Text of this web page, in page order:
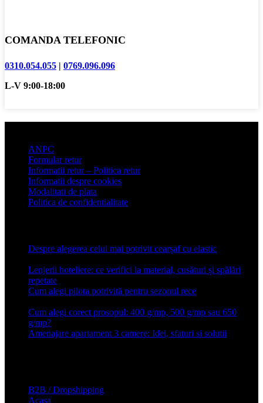
COMANDA TELEFONIC
0310.054.055 | 0769.096.096
L-V 9:00-18:00
ANPC
Formular retur
Informatii retur – Politica retur
Informatii despre cookies
Modalitati de plata
Politica de confidentialitate
Despre alegerea celui mai potrivit cearșaf cu elastic
Lenjerii hoteliere: ce verifici la material, cusături și spălări
repetate
Cum alegi pilota potrivită pentru sezonul rece
Cum alegi corect prosopul: 400 g/mp, 500 g/mp sau 650
g/mp?
Amenajare apartament 3 camere: Idei, sfaturi si solutii
B2B / Dropshipping
Acasa